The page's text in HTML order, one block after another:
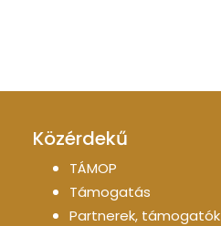
Közérdekű
TÁMOP
Támogatás
Partnerek, támogatók